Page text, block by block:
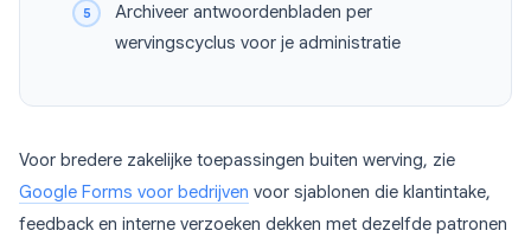
Archiveer antwoordenbladen per
wervingscyclus voor je administratie
Voor bredere zakelijke toepassingen buiten werving, zie
Google Forms voor bedrijven voor sjablonen die klantintake,
feedback en interne verzoeken dekken met dezelfde patronen